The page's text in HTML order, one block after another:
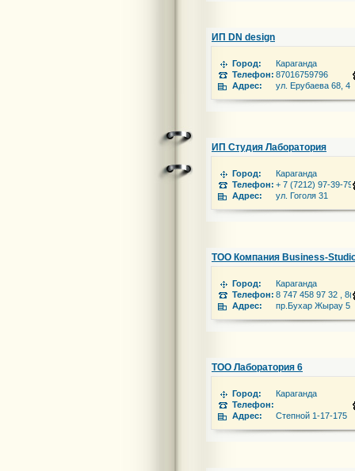
ИП DN design
Город:
Караганда
Телефон: 87016759796
Адрес:
ул. Ерубаева 68, 4
ИП Студия Лаборатория
Город:
Караганда
Телефон: + 7 (7212) 97-39-79
Адрес:
ул. Гоголя 31
ТОО Компания Business-
Город:
Караганда
Телефон: 8 747 458 97 32 ,
Адрес:
пр.Бухар Жырау
ТОО Лаборатория 6
Город:
Караганда
Телефон:
Адрес:
Степной 1-17-175